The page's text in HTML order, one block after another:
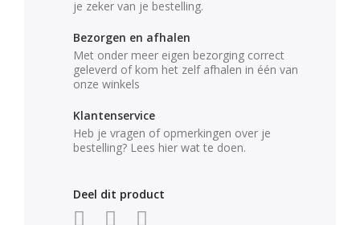
je zeker van je bestelling.
Bezorgen en afhalen
Met onder meer eigen bezorging correct
geleverd of kom het zelf afhalen in één van
onze winkels
Klantenservice
Heb je vragen of opmerkingen over je
bestelling? Lees hier wat te doen.
Deel dit product